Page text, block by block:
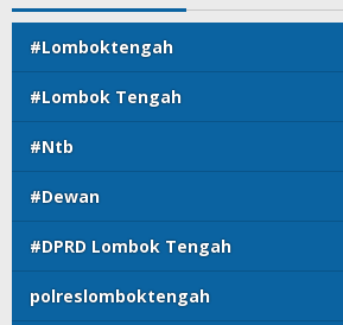
#Lomboktengah
#Lombok Tengah
#Ntb
#Dewan
#DPRD Lombok Tengah
polreslomboktengah